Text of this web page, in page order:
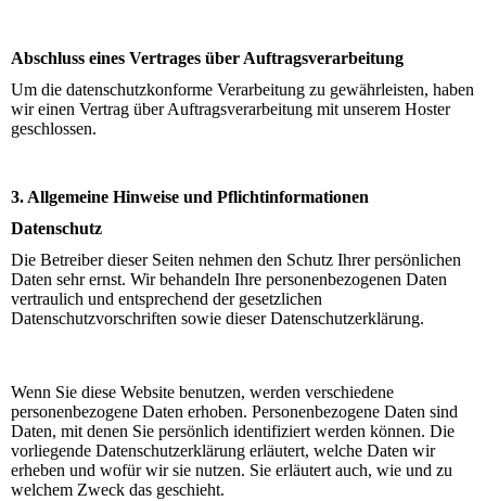
Abschluss eines Vertrages über Auftragsverarbeitung
Um die datenschutzkonforme Verarbeitung zu gewährleisten, haben
wir einen Vertrag über Auftragsverarbeitung mit unserem Hoster
geschlossen.
3. Allgemeine Hinweise und Pflichtinformationen
Datenschutz
Die Betreiber dieser Seiten nehmen den Schutz Ihrer persönlichen
Daten sehr ernst. Wir behandeln Ihre personenbezogenen Daten
vertraulich und entsprechend der gesetzlichen
Datenschutzvorschriften sowie dieser Datenschutzerklärung.
Wenn Sie diese Website benutzen, werden verschiedene
personenbezogene Daten erhoben. Personenbezogene Daten sind
Daten, mit denen Sie persönlich identifiziert werden können. Die
vorliegende Datenschutzerklärung erläutert, welche Daten wir
erheben und wofür wir sie nutzen. Sie erläutert auch, wie und zu
welchem Zweck das geschieht.